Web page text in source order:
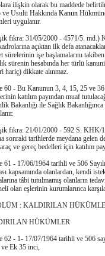
ilişkin olarak bu maddede
ve Usulü Hakkında Kanun
uygulanır.
fıkra: 31/05/2000 - 4571/5. md.)
açıktan ilk defa
sürelerinin işe başlamalarını
sürenin hesabında her türlü
hariç) dikkate alınmaz.
60 - Bu Kanunun 3, 4, 15, 25 ve 36
katılım payından muaf
Bakanlığı ile Sağlık
fıkra: 21/01/2000 - 592 S. KHK/
sonraki tarihlerde meydana gelen
ve gereç bedelleri için katılım
61 - 17/06/1964 tarihli ve 506
kapsamında olanlardan, kendi
tâbi tutulmamış olanların
olan eşlerinin kurumlarınca
: KALDIRILAN
HÜKÜMLER
62 - 1- 17/07/1964 tarihli ve 506
Ek 35 inci,